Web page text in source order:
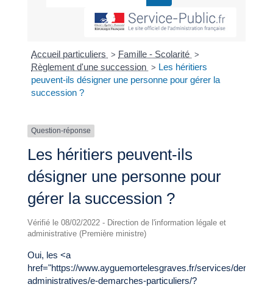
Accueil particuliers > Famille - Scolarité >
Règlement d'une succession > Les héritiers
peuvent-ils désigner une personne pour gérer la
succession ?
Question-réponse
Les héritiers peuvent-ils
désigner une personne pour
gérer la succession ?
Vérifié le 08/02/2022 - Direction de l'information légale et
administrative (Première ministre)
Oui, les <a
href="https://www.ayguemortelesgraves.fr/services/
administratives/e-demarches-particuliers/?